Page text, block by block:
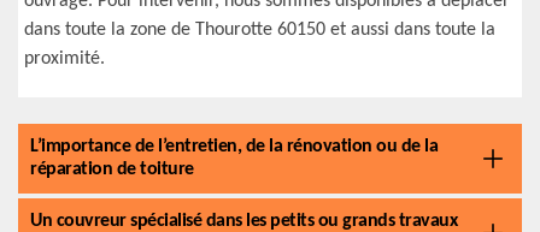
dans toute la zone de Thourotte 60150 et aussi dans toute la
proximité.
L’importance de l’entretien, de la rénovation ou de la
réparation de toiture
Un couvreur spécialisé dans les petits ou grands travaux